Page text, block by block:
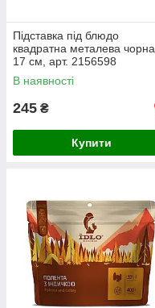
Підставка під блюдо
квадратна металева чорна
17 см, арт. 2156598
В наявності
245 ₴
Купити